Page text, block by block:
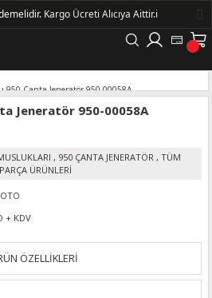
Jeneratör 950-00058A
, 950 ÇANTA JENERATÖR , TÜM
ÜRÜNLERİ
+ KDV
ÖZELLİKLERİ
Kargo Ücreti Alıcıya Aittir.ℹ️